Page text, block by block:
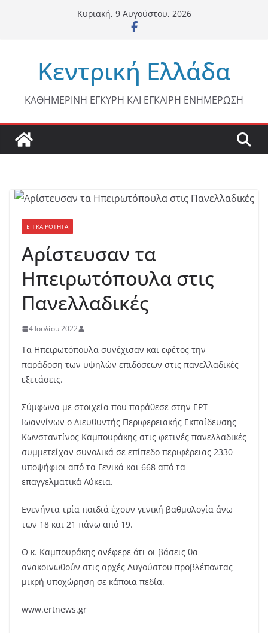
Κυριακή, 9 Αυγούστου, 2026
Κεντρική Ελλάδα
ΚΑΘΗΜΕΡΙΝΗ ΕΓΚΥΡΗ ΚΑΙ ΕΓΚΑΙΡΗ ΕΝΗΜΕΡΩΣΗ
ΕΠΙΚΑΙΡΟΤΗΤΑ
Αρίστευσαν τα
Ηπειρωτόπουλα στις
Πανελλαδικές
4 Ιουλίου 2022
Τα Ηπειρωτόπουλα συνέχισαν και εφέτος την
παράδοση των υψηλών επιδόσεων στις πανελλαδικές
εξετάσεις.
Σύμφωνα με στοιχεία που παράθεσε στην ΕΡΤ
Ιωαννίνων ο Διευθυντής Περιφερειακής Εκπαίδευσης
Κωνσταντίνος Καμπουράκης στις φετινές πανελλαδικές
συμμετείχαν συνολικά σε επίπεδο περιφέρειας 2330
υποψήφιοι από τα Γενικά και 668 από τα
επαγγελματικά Λύκεια.
Ενενήντα τρία παιδιά έχουν γενική βαθμολογία άνω
των 18 και 21 πάνω από 19.
Ο κ. Καμπουράκης ανέφερε ότι οι βάσεις θα
ανακοινωθούν στις αρχές Αυγούστου προβλέποντας
μικρή υποχώρηση σε κάποια πεδία.
www.ertnews.gr